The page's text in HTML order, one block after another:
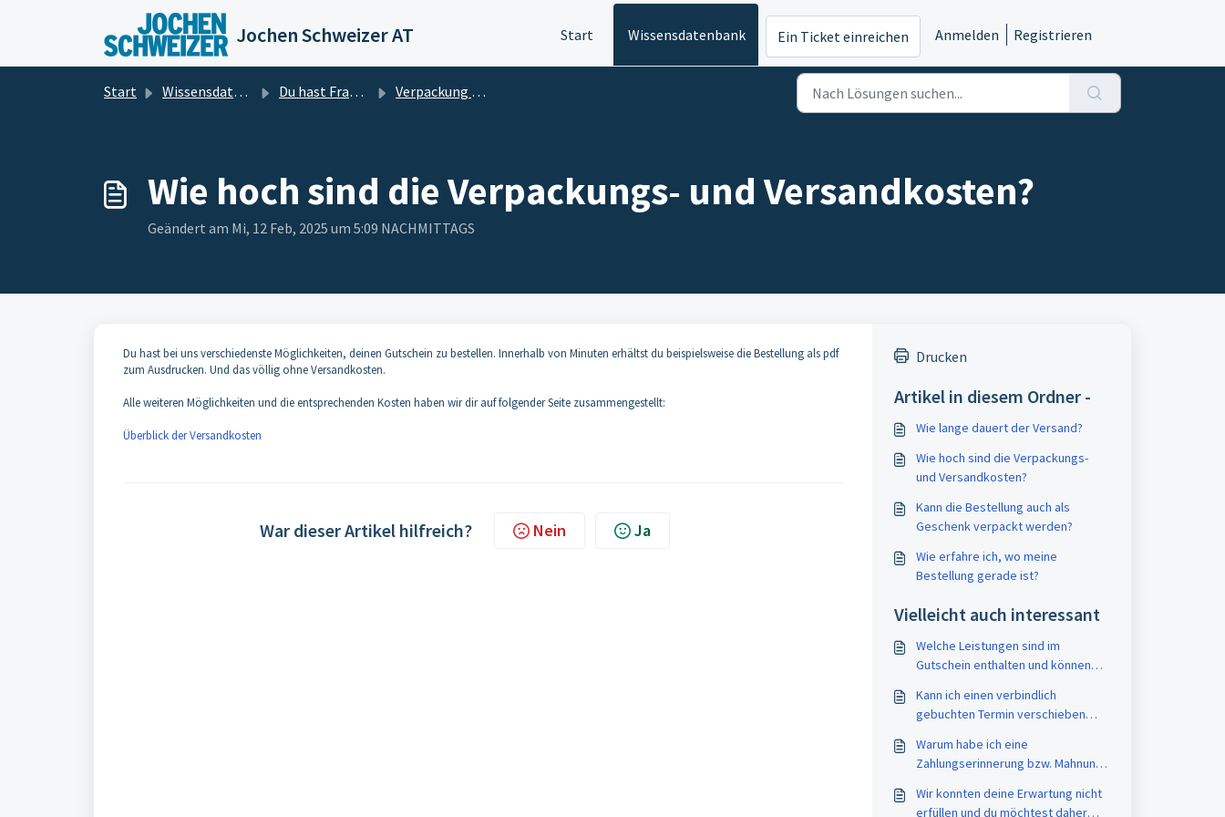
Zum hauptsächlichen Inhalt gehen
Jochen Schweizer AT Start Wissensdatenbank Ein Ticket einreichen Anmelden Registrieren
Start Wissensdatenbank Du hast Fragen? Wir haben die Antworten für dich! Verpackung und Versand
Wie hoch sind die Verpackungs- und Versandkosten?
Geändert am Mi, 12 Feb, 2025 um 5:09 NACHMITTAGS
Du hast bei uns verschiedenste Möglichkeiten, deinen Gutschein zu bestellen. Innerhalb von Minuten erhältst du beispielsweise die Bestellung als pdf
zum Ausdrucken. Und das völlig ohne Versandkosten.
Alle weiteren Möglichkeiten und die entsprechenden Kosten haben wir dir auf folgender Seite zusammengestellt:
Überblick der Versandkosten
War dieser Artikel hilfreich? Nein Ja
Drucken
Artikel in diesem Ordner -
Wie lange dauert der Versand?
Wie hoch sind die Verpackungs-
und Versandkosten?
Kann die Bestellung auch als
Geschenk verpackt werden?
Wie erfahre ich, wo meine
Bestellung gerade ist?
Vielleicht auch interessant
Welche Leistungen sind im
Gutschein enthalten und können
Kann ich einen verbindlich
gebuchten Termin verschieben
Warum habe ich eine
Zahlungserinnerung bzw. Mahnung
Wir konnten deine Erwartung nicht
erfüllen und du möchtest daher